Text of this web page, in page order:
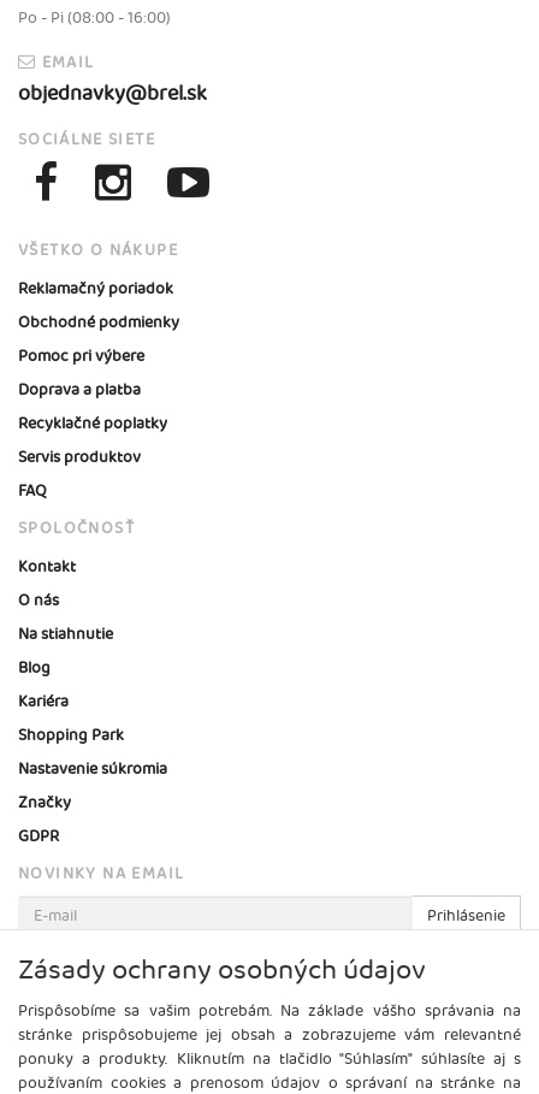
Po - Pi (08:00 - 16:00)
EMAIL
objednavky@brel.sk
SOCIÁLNE SIETE
VŠETKO O NÁKUPE
Reklamačný poriadok
Obchodné podmienky
Pomoc pri výbere
Doprava a platba
Recyklačné poplatky
Servis produktov
FAQ
SPOLOČNOSŤ
Kontakt
O nás
Na stiahnutie
Blog
Kariéra
Shopping Park
Nastavenie súkromia
Značky
GDPR
NOVINKY NA EMAIL
Prihlásenie
Viac informácií o tejto službe
Zásady ochrany osobných údajov
Prispôsobíme sa vašim potrebám. Na základe vášho správania na
stránke prispôsobujeme jej obsah a zobrazujeme vám relevantné
ponuky a produkty. Kliknutím na tlačidlo "Súhlasím" súhlasíte aj s
používaním cookies a prenosom údajov o správaní na stránke na